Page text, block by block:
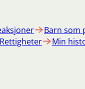
Barn som
Rettigheter Min